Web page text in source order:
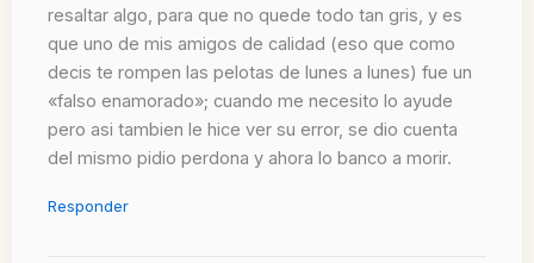
resaltar algo, para que no quede todo tan gris, y es
que uno de mis amigos de calidad (eso que como
decis te rompen las pelotas de lunes a lunes) fue un
«falso enamorado»; cuando me necesito lo ayude
pero asi tambien le hice ver su error, se dio cuenta
del mismo pidio perdona y ahora lo banco a morir.
Responder